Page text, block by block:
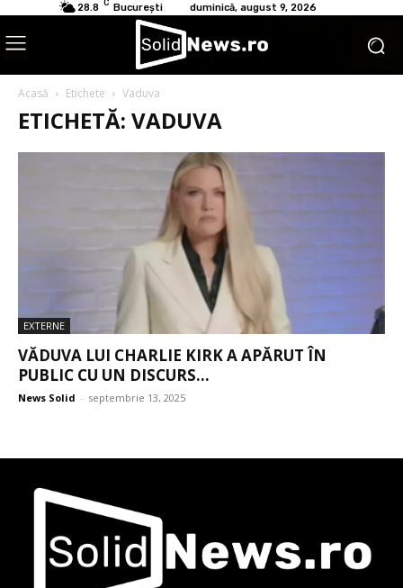
28.8 C București duminică, august 9, 2026
Acasă Etichete Vaduva
ETICHETĂ: VADUVA
EXTERNE
VĂDUVA LUI CHARLIE KIRK A APĂRUT ÎN
PUBLIC CU UN DISCURS...
News Solid - septembrie 13, 2025